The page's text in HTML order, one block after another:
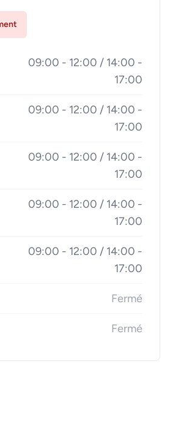
09:00 - 12:00 / 14:00 -
17:00
09:00 - 12:00 / 14:00 -
17:00
09:00 - 12:00 / 14:00 -
17:00
09:00 - 12:00 / 14:00 -
17:00
09:00 - 12:00 / 14:00 -
17:00
Fermé
Fermé